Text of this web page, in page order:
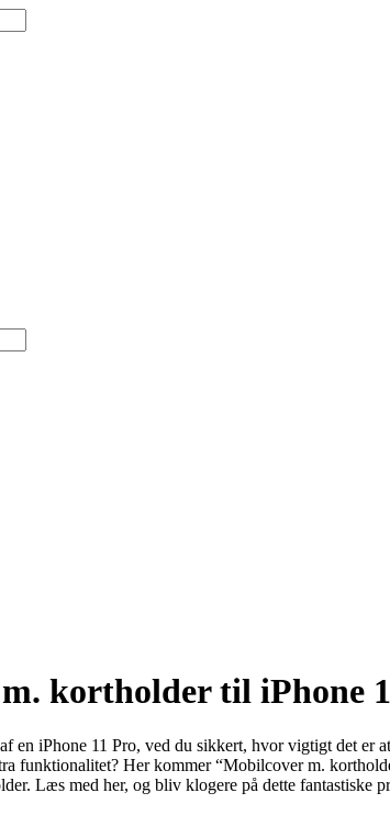
kortholder til iPhone
en iPhone 11 Pro, ved du sikkert, hvor vigtigt det
funktionalitet? Her kommer “Mobilcover m.
Læs med her, og bliv klogere på dette fantastiske